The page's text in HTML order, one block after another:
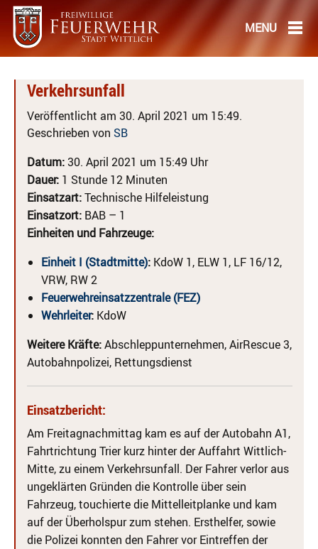
Verkehrsunfall
Veröffentlicht am 30. April 2021 um 15:49.
Geschrieben von SB
Datum:30. April 2021 um 15:49 Uhr
Dauer: 1 Stunde 12 Minuten
Einsatzart:Technische Hilfeleistung
Einsatzort: BAB – 1
Einheiten und Fahrzeuge:
Einheit I (Stadtmitte): KdoW 1, ELW 1, LF 16/12,
VRW, RW 2
Feuerwehreinsatzzentrale (FEZ)
Wehrleiter: KdoW
Weitere Kräfte:Abschleppunternehmen, AirRescue 3,
Autobahnpolizei, Rettungsdienst
Einsatzbericht:
Am Freitagnachmittag kam es auf der Autobahn A1,
Fahrtrichtung Trier kurz hinter der Auffahrt Wittlich-
Mitte, zu einem Verkehrsunfall. Der Fahrer verlor aus
ungeklärten Gründen die Kontrolle über sein
Fahrzeug, touchierte die Mittelleitplanke und kam
auf der Überholspur zum stehen. Ersthelfer, sowie
die Polizei konnten den Fahrer vor Eintreffen der